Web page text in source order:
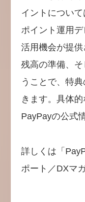
イントについ
ポイント運用
活用機会が提
残高の準備、
うことで、特
きます。具体
PayPayの公式
詳しくは「
ポート／DXマ